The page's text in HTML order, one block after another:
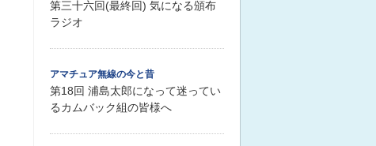
第三十六回(最終回) 気になる頒布
ラジオ
アマチュア無線の今と昔
第18回 浦島太郎になって迷ってい
るカムバック組の皆様へ